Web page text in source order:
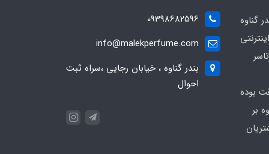
گناوه
بوده
بر
09398682596
info@malekperfume.com
بندر گناوه ، خیابان رجایی ،سراه ثبت
احوال